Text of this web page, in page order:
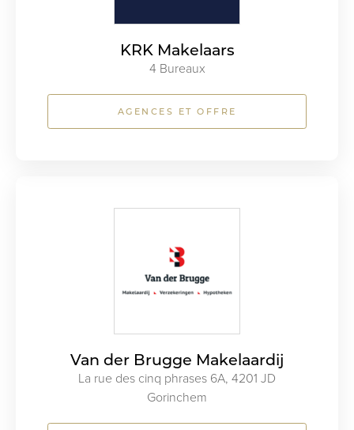
KRK Makelaars
4 Bureaux
AGENCES ET OFFRE
Van der Brugge Makelaardij
La rue des cinq phrases 6A, 4201 JD
Gorinchem